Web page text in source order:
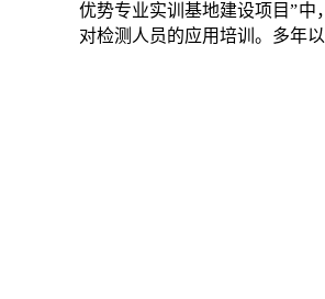
优势专业实训基地建设项目”
对检测人员的应用培训。多年